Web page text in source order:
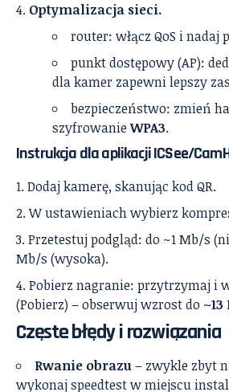
Optymalizacja sieci.
router: włącz QoS i
punkt dostępowy (AP):
dla kamer zapewni lepszy
bezpieczeństwo: zmień
szyfrowanieWPA3.
Instrukcja dla aplikacji ICSee/
Dodaj kamerę, skanując kod QR.
W ustawieniach wybierz
Przetestuj podgląd: do ~1 Mb/s
Mb/s (wysoka).
Pobierz nagranie: przytrzymaj i
(Pobierz) – obserwuj wzrost do
Częste błędy i rozwiązania
Rwanie obrazu– zwykle zbyt
wykonaj speedtest w miejscu